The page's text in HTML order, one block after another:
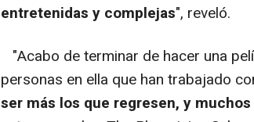
entretenidas y complejas", reveló.
"Acabo de terminar de hacer una
personas en ella que han trabajado
ser más los que regresen, y